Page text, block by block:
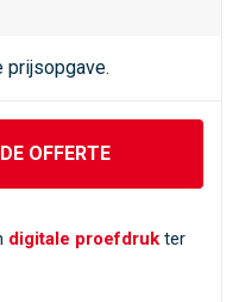
prijsopgave.
OFFERTE
digitale proefdruk ter